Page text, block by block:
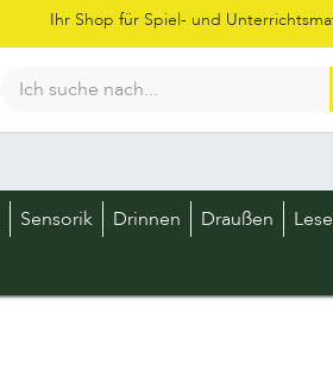
Ihr Shop für Spiel- und
Sensorik Drinnen Draußen